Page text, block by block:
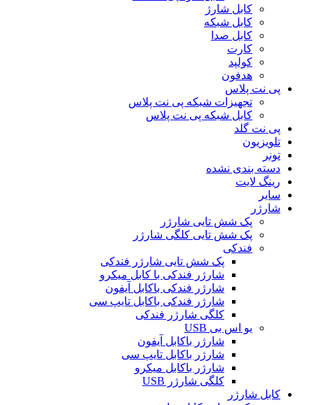
کابل شارژ
کابل شبکه
کابل صدا
کارت
کولپد
هدفون
پی نت پلاس
تجهیزات شبکه پی نت پلاس
کابل شبکه پی نت پلاس
پی نت گلد
تلویزیون
تونر
دسته بندی نشده
رینگ لایت
سایر
شارژر
پک شش تایی شارژر
پک شش تایی کلگی شارژر
فندکی
پک شش تایی شارژر فندکی
شارژر فندکی با کابل میکرو
شارژر فندکی باکابل آیفون
شارژر فندکی باکابل تایپ سی
کلگی شارژر فندکی
یو اس بی USB
شارژر باکابل آیفون
شارژر باکابل تایپ سی
شارژر باکابل میکرو
کلگی شارژر USB
کابل شارژر